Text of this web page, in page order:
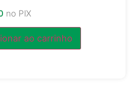
no PIX
ao carrinho